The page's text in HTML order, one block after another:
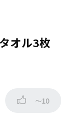
オル3枚
～10